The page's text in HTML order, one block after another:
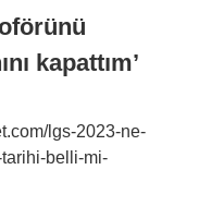
kapattım’
lgs-2023-ne-
belli-mi-